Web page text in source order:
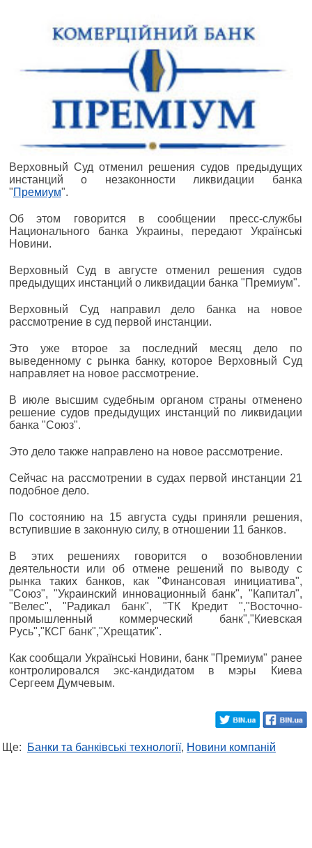
Верховный Суд отменил решения судов предыдущих
инстанций о незаконности ликвидации банка
"Премиум".
Об этом говорится в сообщении пресс-службы
Национального банка Украины, передают Українські
Новини.
Верховный Суд в августе отменил решения судов
предыдущих инстанций о ликвидации банка "Премиум".
Верховный Суд направил дело банка на новое
рассмотрение в суд первой инстанции.
Это уже второе за последний месяц дело по
выведенному с рынка банку, которое Верховный Суд
направляет на новое рассмотрение.
В июле высшим судебным органом страны отменено
решение судов предыдущих инстанций по ликвидации
банка "Союз".
Это дело также направлено на новое рассмотрение.
Сейчас на рассмотрении в судах первой инстанции 21
подобное дело.
По состоянию на 15 августа суды приняли решения,
вступившие в законную силу, в отношении 11 банков.
В этих решениях говорится о возобновлении
деятельности или об отмене решений по выводу с
рынка таких банков, как "Финансовая инициатива",
"Союз", "Украинский инновационный банк", "Капитал",
"Велес", "Радикал банк", "ТК Кредит ","Восточно-
промышленный коммерческий банк","Киевская
Русь","КСГ банк","Хрещатик".
Как сообщали Українські Новини, банк "Премиум" ранее
контролировался экс-кандидатом в мэры Киева
Сергеем Думчевым.
Ще: Банки та банківські технології, Новини компаній